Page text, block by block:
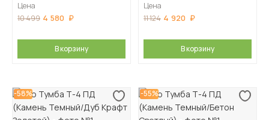
Цена
10 499 4 580
В корзину
Цена
11 124 4 920
В корзину
-58% -55%